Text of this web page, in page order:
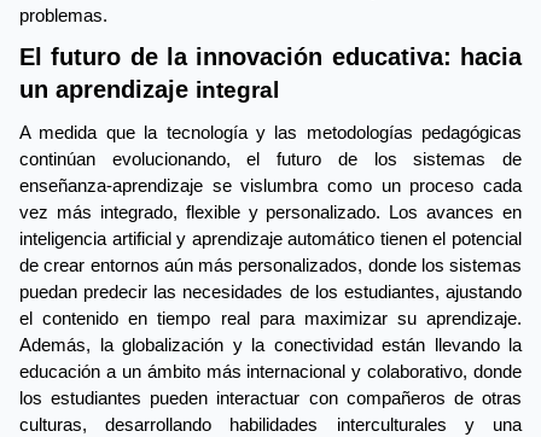
problemas.
El futuro de la innovación educativa: hacia
un aprendizaje integral
A medida que la tecnología y las metodologías pedagógicas
continúan evolucionando, el futuro de los sistemas de
enseñanza-aprendizaje se vislumbra como un proceso cada
vez más integrado, flexible y personalizado. Los avances en
inteligencia artificial y aprendizaje automático tienen el potencial
de crear entornos aún más personalizados, donde los sistemas
puedan predecir las necesidades de los estudiantes, ajustando
el contenido en tiempo real para maximizar su aprendizaje.
Además, la globalización y la conectividad están llevando la
educación a un ámbito más internacional y colaborativo, donde
los estudiantes pueden interactuar con compañeros de otras
culturas, desarrollando habilidades interculturales y una